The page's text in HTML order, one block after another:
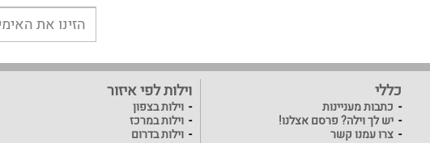
כללי
כתבות מעניינות
יש לך וילה? פרסם אצלנו!
צרו עמנו קשר
וילות לפי איזור
וילות בצפון
וילות במרכז
וילות בדרום